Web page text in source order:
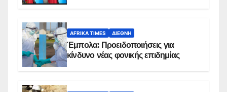
AFRIKA TIMES ΔΙΕΘΝΉ
Έμπολα: Προειδοποιήσεις για
κίνδυνο νέας φονικής επιδημίας